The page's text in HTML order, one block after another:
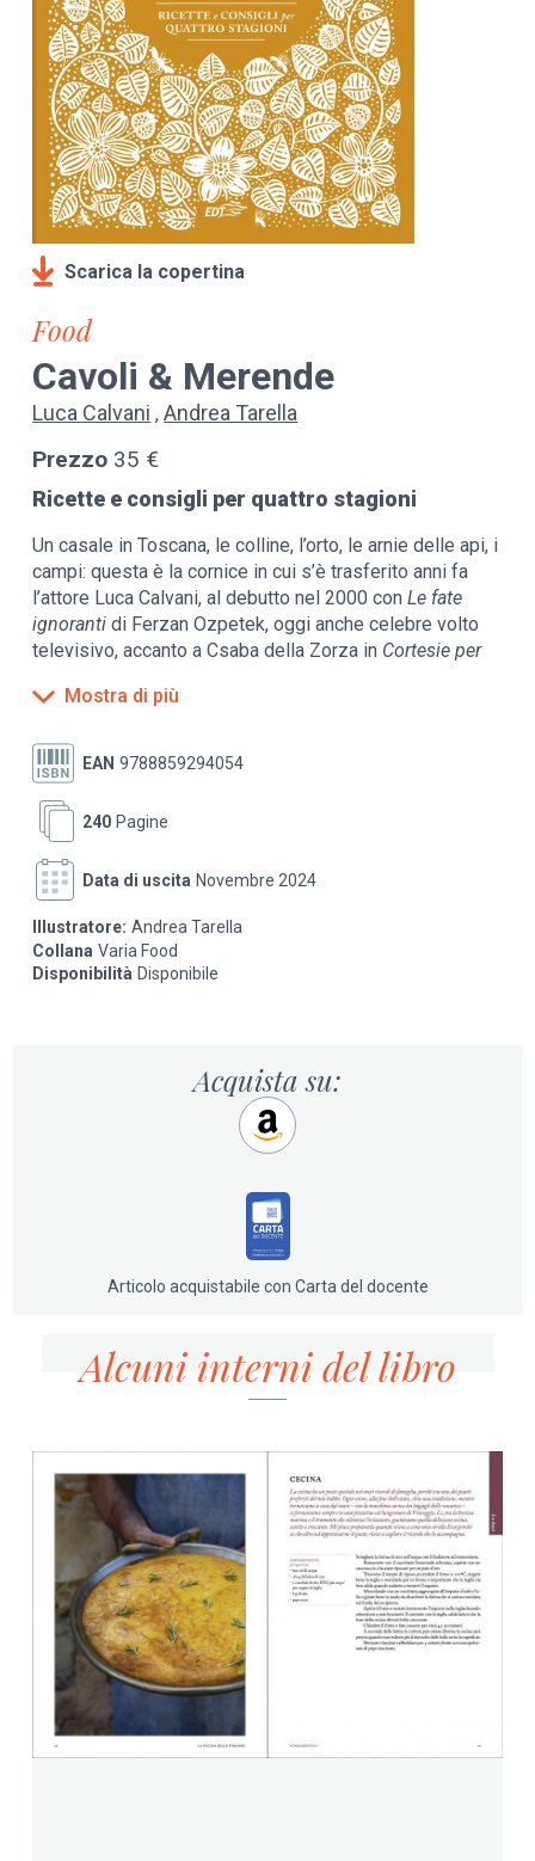
Scarica la copertina
Food
Cavoli & Merende
Luca Calvani Andrea Tarella
Prezzo 35 €
Ricette e consigli per quattro stagioni
Un casale in Toscana, le colline, l’orto, le arnie delle api, i
campi: questa è la cornice in cui s’è trasferito anni fa
l’attore Luca Calvani, al debutto nel 2000 conLe fate
ignorantidi Ferzan Ozpetek, oggi anche celebre volto
televisivo, accanto a Csaba della Zorza in Cortesie per
accoglienza e cucina, ed è proprio lui a preparare il cibo
primo libro, sessanta piatti che traggono ispirazione – e
materia prima – nella natura che circonda Le Gusciane.
Ecco dunque quindici piatti per ogni stagione, i cui
ingredienti – e le cui atmosfere – seguono il mutare del
tempo e del paesaggio. In tutto sessanta preparazioni
facili ma allo stesso tempo eleganti accompagnate da
sui prodotti (Calvani è anche agricoltore e apicoltore),
Mostra di più
EAN 9788859294054
Pagine
240
Data di uscita Novembre 2024
Illustratore: Andrea Tarella
Collana Varia Food
Disponibilità Disponibile
Acquista su:
Articolo acquistabile con Carta del docente
Alcuni interni del libro